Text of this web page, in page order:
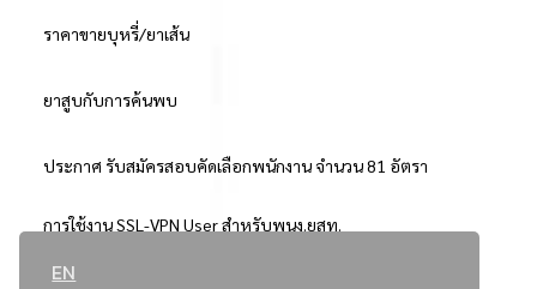
EN
ราคาขายบุหรี่/ยาเส้น
ยาสูบกับการค้นพบ
ประกาศ รับสมัครสอบคัดเลือกพนักงาน จำนวน 81 อัตรา
การใช้งาน SSL-VPN User สำหรับพนง.ยสท.